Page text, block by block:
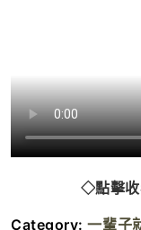
◇點擊
Category:一輩子